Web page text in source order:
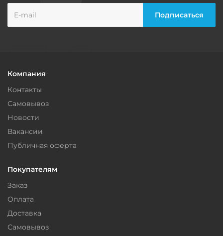
Компания
Контакты
Самовывоз
Новости
Вакансии
Публичная оферта
Покупателям
Заказ
Оплата
Доставка
Самовывоз